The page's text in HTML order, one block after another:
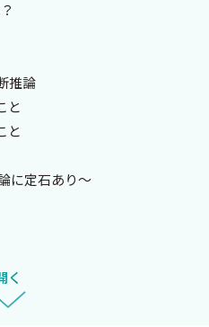
能力の向上に，ひいては患者さ
いです．
推論
と
と
に定石あり〜
は，なぜ複数回の検査が推奨
く